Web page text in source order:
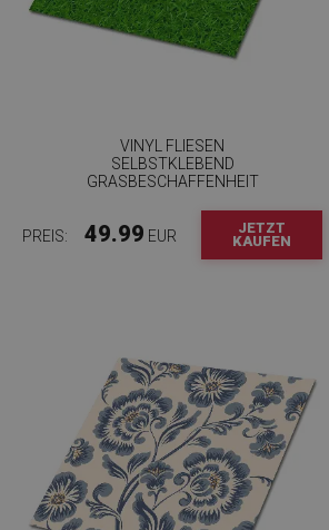
VINYL FLIESEN
SELBSTKLEBEND
GRASBESCHAFFENHEIT
PREIS: 49.99 EUR
JETZT
KAUFEN